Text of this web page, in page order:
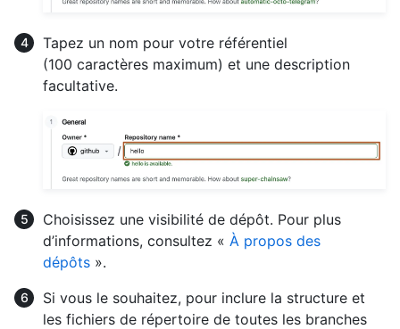
Tapez un nom pour votre référentiel
(100 caractères maximum) et une description
facultative.
Choisissez une visibilité de dépôt. Pour plus
d’informations, consultez « À propos des
dépôts ».
Si vous le souhaitez, pour inclure la structure et
les fichiers de répertoire de toutes les branches